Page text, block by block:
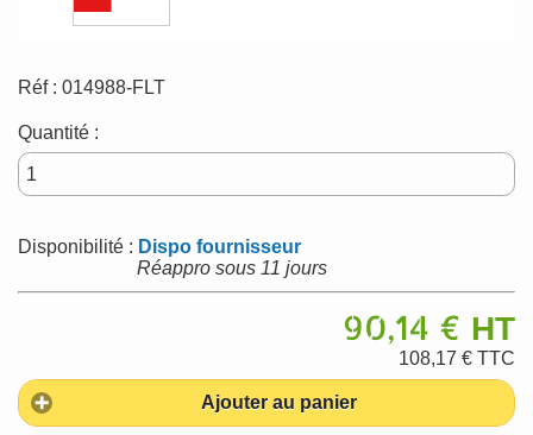
Réf : 014988-FLT
Quantité :
Disponibilité : Dispo fournisseur
Réappro sous 11 jours
90,14 € HT
108,17 € TTC
Ajouter au panier